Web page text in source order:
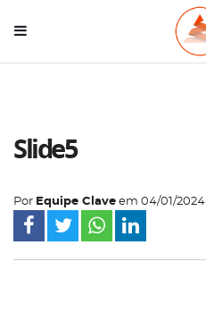
Slide5
Por Equipe Clave em 04/01/2024